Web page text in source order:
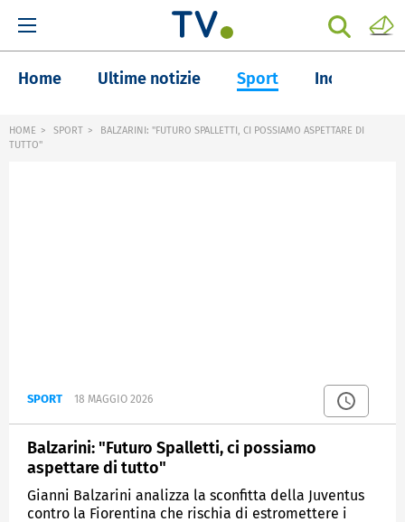
Home Ultime notizie Sport Inchieste
HOME SPORT
BALZARINI: "FUTURO SPALLETTI, CI POSSIAMO ASPETTARE DI
TUTTO"
SPORT 18 MAGGIO 2026
Balzarini: "Futuro Spalletti, ci possiamo
aspettare di tutto"
Gianni Balzarini analizza la sconfitta della Juventus
contro la Fiorentina che rischia di estromettere i